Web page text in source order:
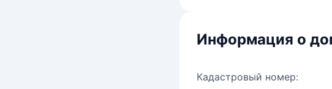
Информация о
Кадастровый номер: